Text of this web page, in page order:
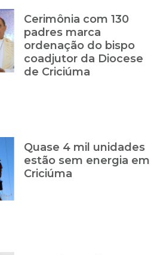
Cerimônia com 130
padres marca
ordenação do bispo
coadjutor da Diocese
de Criciúma
Quase 4 mil unidades
estão sem energia em
Criciúma